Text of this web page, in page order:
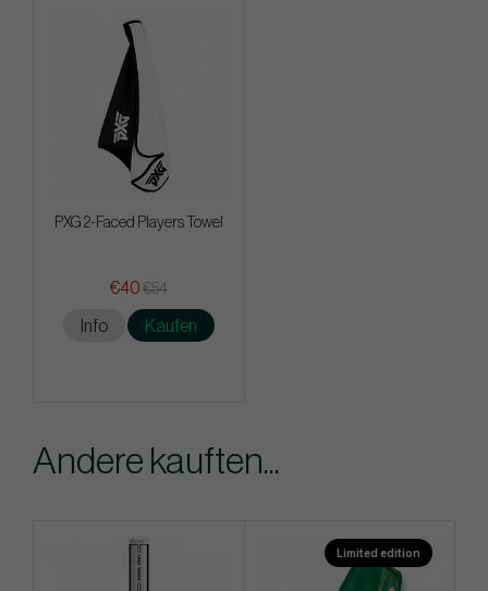
PXG 2-Faced Players Towel
€40 €54
Info Kaufen
Andere kauften...
Limited edition